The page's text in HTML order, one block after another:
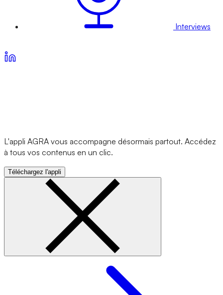
Interviews
L'appli AGRA vous accompagne désormais partout. Accédez
à tous vos contenus en un clic.
Téléchargez l'appli